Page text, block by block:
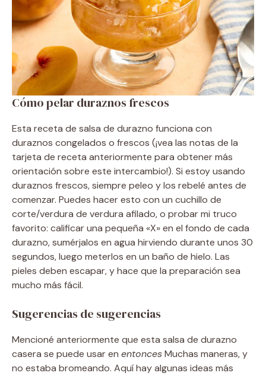
Cómo pelar duraznos frescos
Esta receta de salsa de durazno funciona con
duraznos congelados o frescos (¡vea las notas de la
tarjeta de receta anteriormente para obtener más
orientación sobre este intercambio!). Si estoy usando
duraznos frescos, siempre peleo y los rebelé antes de
comenzar. Puedes hacer esto con un cuchillo de
corte/verdura de verdura afilado, o probar mi truco
favorito: calificar una pequeña «X» en el fondo de cada
durazno, sumérjalos en agua hirviendo durante unos 30
segundos, luego meterlos en un baño de hielo. Las
pieles deben escapar, y hace que la preparación sea
mucho más fácil.
Sugerencias de sugerencias
Mencioné anteriormente que esta salsa de durazno
casera se puede usar en entoncesMuchas maneras, y
no estaba bromeando. Aquí hay algunas ideas más